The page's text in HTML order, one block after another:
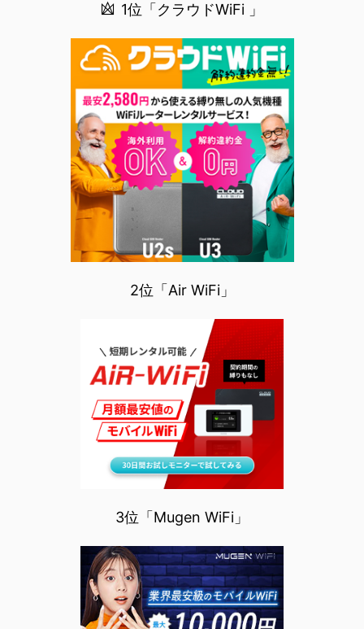
1位「クラウドWiFi 」
2位「Air WiFi」
3位「Mugen WiFi」